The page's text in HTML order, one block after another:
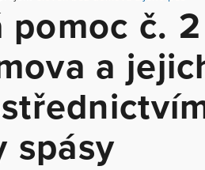
pomoc č.
a
spásy